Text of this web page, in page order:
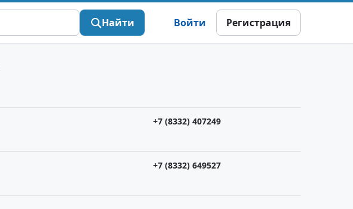
Найти Войти Регистрация
+7 (8332) 407249
+7 (8332) 649527